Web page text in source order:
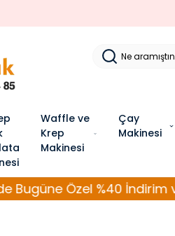
Waffle ve
Krep
Makinesi
Çay
Makinesi
%40 İndirim ve Bedava